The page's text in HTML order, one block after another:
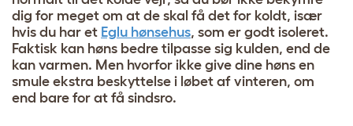
dig for meget om at de skal få det for koldt, især
hvis du har et Eglu hønsehus, som er godt isoleret.
Faktisk kan høns bedre tilpasse sig kulden, end de
kan varmen. Men hvorfor ikke give dine høns en
smule ekstra beskyttelse i løbet af vinteren, om
end bare for at få sindsro.